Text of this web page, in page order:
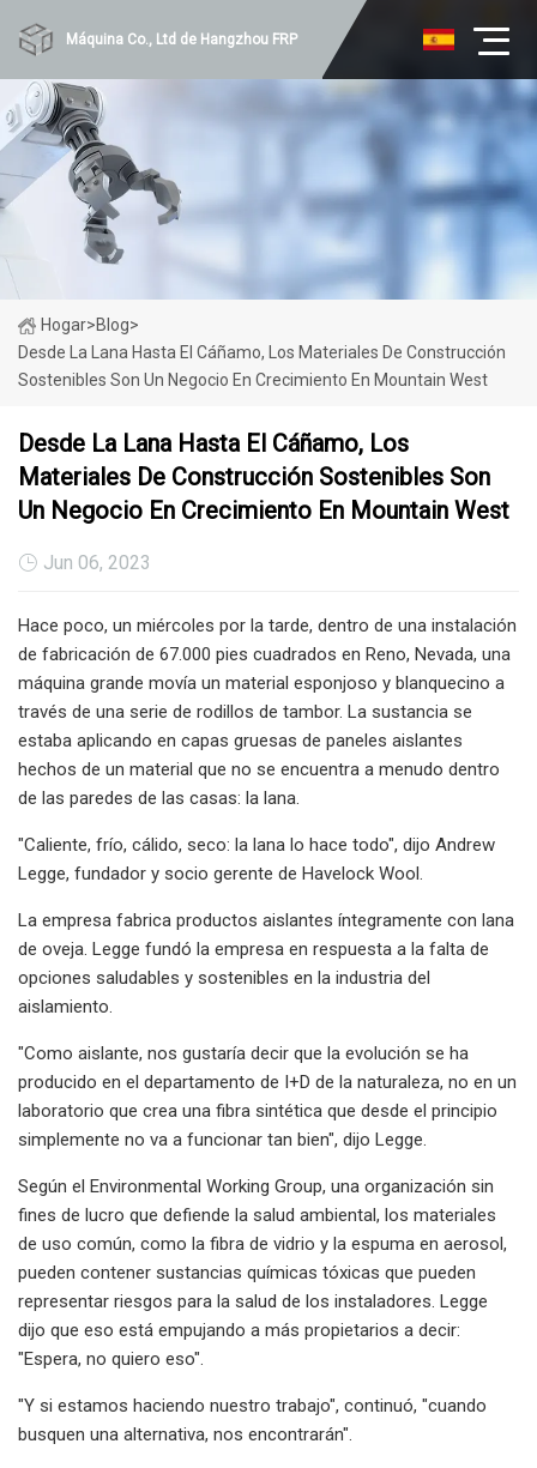
Máquina Co., Ltd de Hangzhou FRP
Hogar>Blog>
Desde La Lana Hasta El Cáñamo, Los Materiales De Construcción
Sostenibles Son Un Negocio En Crecimiento En Mountain West
Desde La Lana Hasta El Cáñamo, Los
Materiales De Construcción Sostenibles Son
Un Negocio En Crecimiento En Mountain West
Jun 06, 2023
Hace poco, un miércoles por la tarde, dentro de una instalación
de fabricación de 67.000 pies cuadrados en Reno, Nevada, una
máquina grande movía un material esponjoso y blanquecino a
través de una serie de rodillos de tambor. La sustancia se
estaba aplicando en capas gruesas de paneles aislantes
hechos de un material que no se encuentra a menudo dentro
de las paredes de las casas: la lana.
"Caliente, frío, cálido, seco: la lana lo hace todo", dijo Andrew
Legge, fundador y socio gerente de Havelock Wool.
La empresa fabrica productos aislantes íntegramente con lana
de oveja. Legge fundó la empresa en respuesta a la falta de
opciones saludables y sostenibles en la industria del
aislamiento.
"Como aislante, nos gustaría decir que la evolución se ha
producido en el departamento de I+D de la naturaleza, no en un
laboratorio que crea una fibra sintética que desde el principio
simplemente no va a funcionar tan bien", dijo Legge.
Según el Environmental Working Group, una organización sin
fines de lucro que defiende la salud ambiental, los materiales
de uso común, como la fibra de vidrio y la espuma en aerosol,
pueden contener sustancias químicas tóxicas que pueden
representar riesgos para la salud de los instaladores. Legge
dijo que eso está empujando a más propietarios a decir:
"Espera, no quiero eso".
"Y si estamos haciendo nuestro trabajo", continuó, "cuando
busquen una alternativa, nos encontrarán".